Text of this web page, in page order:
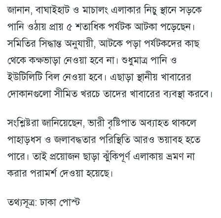
জানান, বাঘাইহাট ও মাচালং এলাকার নিচু স্থানে সড়কে
পানি ওঠায় প্রায় ৫ শতাধিক পর্যটক আটকা পড়েছেন।
সমিতির সিদ্ধান্ত অনুযায়ী, আটকে পড়া পর্যটকদের কাছ
থেকে কক্ষভাড়া নেওয়া হবে না। শুধুমাত্র পানি ও
ইউটিলিটি বিল নেওয়া হবে। এছাড়া স্থানীয় খাবারের
দোকানগুলো সীমিত খরচে তাদের খাবারের ব্যবস্থা করবে।
সংশ্লিষ্টরা জানিয়েছেন, ভারী বৃষ্টিপাত অব্যাহত থাকলে
পাহাড়ধস ও জলাবদ্ধতার পরিস্থিতি আরও ভয়াবহ হতে
পারে। তাই প্রয়োজন ছাড়া ঝুঁকিপূর্ণ এলাকায় ভ্রমণ না
করার পরামর্শ দেওয়া হয়েছে।
তথ্যসূত্র: ঢাকা পোস্ট